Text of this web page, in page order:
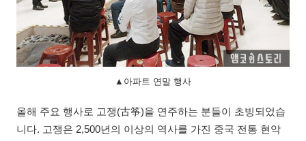
▲아파트 연말 행사
올해 주요 행사로 고쟁(古筝)을 연주하는 분들이 초빙되었습
니다. 고쟁은 2,500년의 이상의 역사를 가진 중국 전통 현악